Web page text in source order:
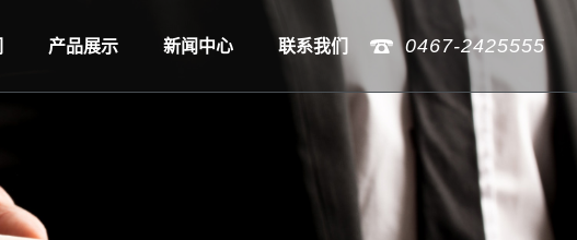
产品展示 新闻中心 联系我们 0467-2425555